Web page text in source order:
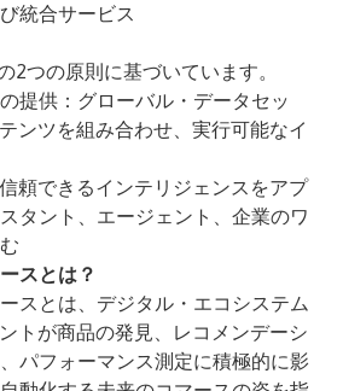
統合サービス
2つの原則に基づいています。
提供：グローバル・データセッ
ンツを組み合わせ、実行可能なイ
頼できるインテリジェンスをアプ
タント、エージェント、企業のワ
スとは？
スとは、デジタル・エコシステム
トが商品の発見、レコメンデーシ
パフォーマンス測定に積極的に影